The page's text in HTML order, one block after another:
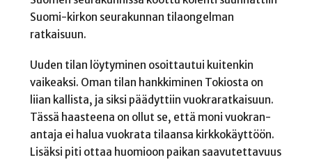
Suomi-kirkon seurakunnan tilaongelman
ratkaisuun.
Uuden tilan löytyminen osoittautui kuitenkin
vaikeaksi. Oman tilan hankkiminen Tokiosta on
liian kallista, ja siksi päädyttiin vuokraratkaisuun.
Tässä haasteena on ollut se, että moni vuokran­
antaja ei halua vuokrata tilaansa kirkkokäyttöön.
Lisäksi piti ottaa huomioon paikan saavutettavuus